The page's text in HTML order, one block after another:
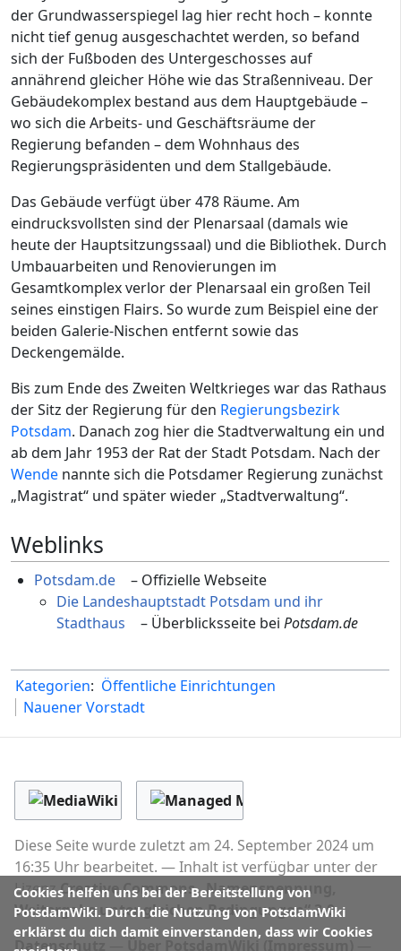
der Grundwasserspiegel lag hier recht hoch – konnte
nicht tief genug ausgeschachtet werden, so befand
sich der Fußboden des Untergeschosses auf
annährend gleicher Höhe wie das Straßenniveau. Der
Gebäudekomplex bestand aus dem Hauptgebäude –
wo sich die Arbeits- und Geschäftsräume der
Regierung befanden – dem Wohnhaus des
Regierungspräsidenten und dem Stallgebäude.
Das Gebäude verfügt über 478 Räume. Am
eindrucksvollsten sind der Plenarsaal (damals wie
heute der Hauptsitzungssaal) und die Bibliothek. Durch
Umbauarbeiten und Renovierungen im
Gesamtkomplex verlor der Plenarsaal ein großen Teil
seines einstigen Flairs. So wurde zum Beispiel eine der
beiden Galerie-Nischen entfernt sowie das
Deckengemälde.
Bis zum Ende des Zweiten Weltkrieges war das Rathaus
der Sitz der Regierung für den Regierungsbezirk
Potsdam. Danach zog hier die Stadtverwaltung ein und
ab dem Jahr 1953 der Rat der Stadt Potsdam. Nach der
Wende nannte sich die Potsdamer Regierung zunächst
„Magistrat“ und später wieder „Stadtverwaltung“.
Weblinks
Potsdam.de
– Offizielle Webseite
Die Landeshauptstadt Potsdam und ihr
Stadthaus
– Überblicksseite beiPotsdam.de
Kategorien: Öffentliche Einrichtungen
Nauener Vorstadt
Cookies helfen uns bei der Bereitstellung von
PotsdamWiki. Durch die Nutzung von PotsdamWiki
erklärst du dich damit einverstanden, dass wir Cookies
Diese Seite wurde zuletzt am 24. September 2024 um
16:35 Uhr bearbeitet.
Inhalt ist verfügbar unter der
LizenzCreative Commons „Namensnennung,
Weitergabe unter gleichen Bedingungen“ 3.0.
Datenschutz